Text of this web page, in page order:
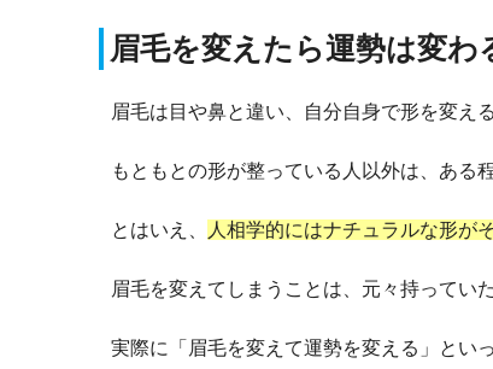
眉毛を変えたら運勢は変わ
眉毛は目や鼻と違い、自分自身で形を変え
もともとの形が整っている人以外は、ある
とはいえ、 人相学的にはナチュラルな形が
眉毛を変えてしまうことは、元々持ってい
実際に「眉毛を変えて運勢を変える」とい